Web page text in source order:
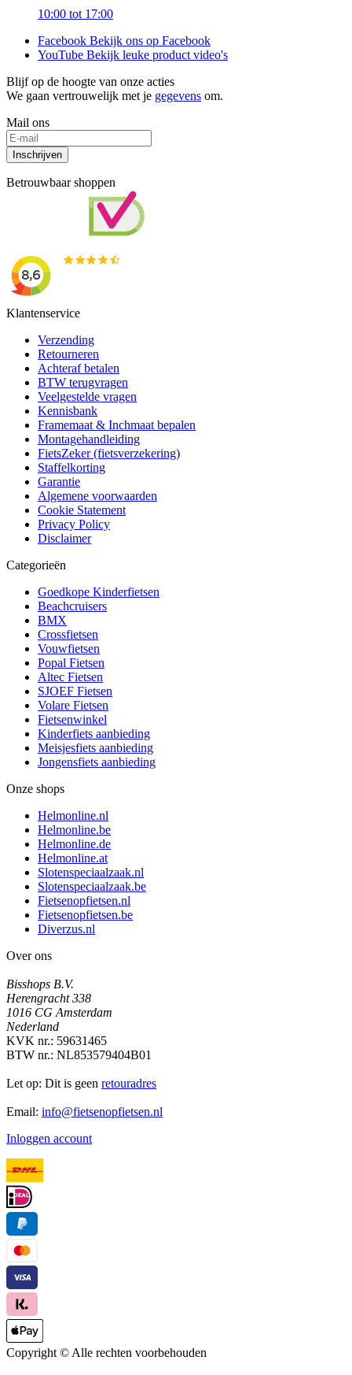
10:00 tot 17:00
Facebook Bekijk ons op Facebook
YouTube Bekijk leuke product video's
Blijf op de hoogte van onze acties
We gaan vertrouwelijk met je gegevens om.
Mail ons
Inschrijven
Betrouwbaar shoppen
Klantenservice
Verzending
Retourneren
Achteraf betalen
BTW terugvragen
Veelgestelde vragen
Kennisbank
Framemaat & Inchmaat bepalen
Montagehandleiding
FietsZeker (fietsverzekering)
Staffelkorting
Garantie
Algemene voorwaarden
Cookie Statement
Privacy Policy
Disclaimer
Categorieën
Goedkope Kinderfietsen
Beachcruisers
BMX
Crossfietsen
Vouwfietsen
Popal Fietsen
Altec Fietsen
SJOEF Fietsen
Volare Fietsen
Fietsenwinkel
Kinderfiets aanbieding
Meisjesfiets aanbieding
Jongensfiets aanbieding
Onze shops
Helmonline.nl
Helmonline.be
Helmonline.de
Helmonline.at
Slotenspeciaalzaak.nl
Slotenspeciaalzaak.be
Fietsenopfietsen.nl
Fietsenopfietsen.be
Diverzus.nl
Over ons
Bisshops B.V.
Herengracht 338
1016 CG Amsterdam
Nederland
KVK nr.: 59631465
BTW nr.: NL853579404B01
Let op: Dit is geen retouradres
Email: info@fietsenopfietsen.nl
Inloggen account
Copyright © Alle rechten voorbehouden